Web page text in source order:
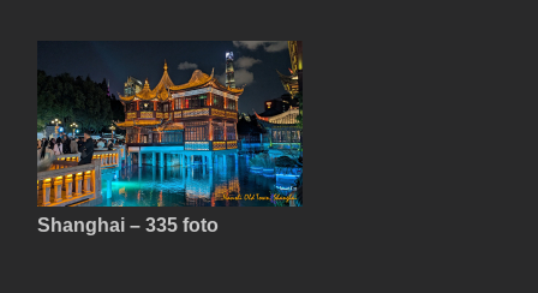
Shanghai – 335 foto